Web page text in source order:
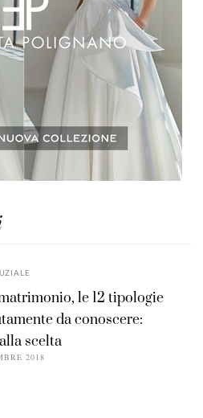
le 12 tipologie
da conoscere:
scelta
2018